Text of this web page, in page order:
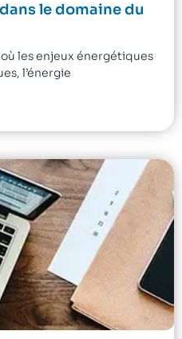
le domaine du
les enjeux énergétiques
l’énergie